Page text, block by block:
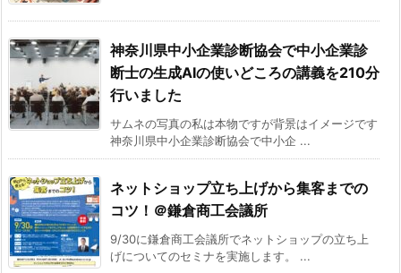
神奈川県中小企業診断協会で中小企業診
断士の生成AIの使いどころの講義を210分
行いました
サムネの写真の私は本物ですが背景はイメージです
神奈川県中小企業診断協会で中小企 ...
ネットショップ立ち上げから集客までの
コツ！＠鎌倉商工会議所
9/30に鎌倉商工会議所でネットショップの立ち上
げについてのセミナを実施します。 ...